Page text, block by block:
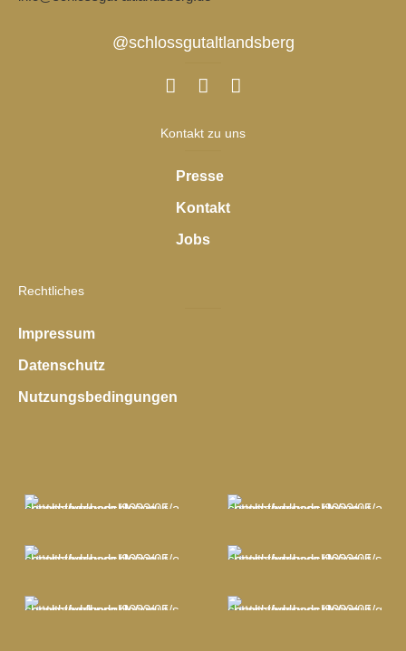
@schlossgutaltlandsberg
Kontakt zu uns
Presse
Kontakt
Jobs
Rechtliches
Impressum
Datenschutz
Nutzungsbedingungen